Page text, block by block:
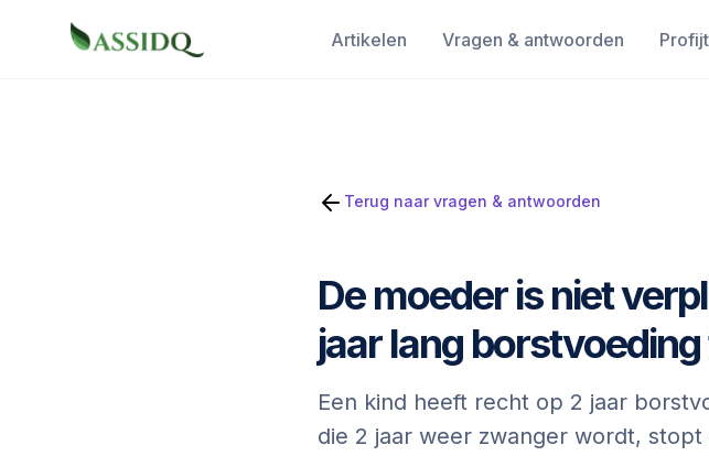
Artikelen Vragen & antwoorden
Terug naar vragen & antwoorden
De moeder is niet
jaar lang
Een kind heeft recht op 2 jaar
die 2 jaar weer zwanger wordt,